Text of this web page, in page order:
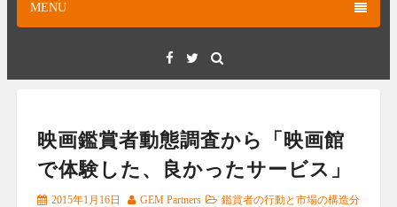
MENU
Facebook
Twitter
映画鑑賞者動態調査から「映画館
で体験した、良かったサービス」
2015年1月16日 GEM Partners
鑑賞者の行動と市場の構造分